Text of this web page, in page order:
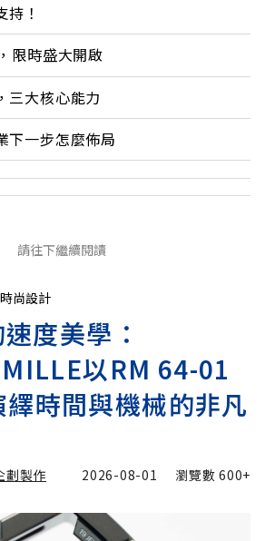
！
限時盛大開啟
三大核心能力
下一步怎麼佈局
請往下繼續閱讀
時尚設計
度美學：
以RM 64-01
時間與機械的非凡
劃製作 2026-08-01 瀏覽數600+